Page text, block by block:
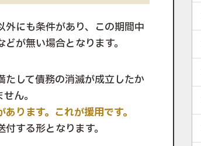
にも条件があり、この期間中
が無い場合となります。
して債務の消滅が成立したか
ん。
ります。これが援用です。
する形となります。